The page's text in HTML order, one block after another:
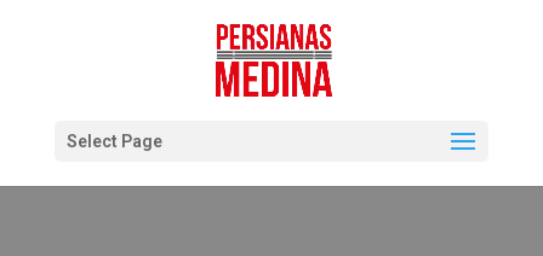
Select Page